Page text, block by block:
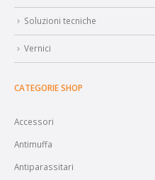
Prodotti
Soluzioni tecniche
Accessori
Antimuffa